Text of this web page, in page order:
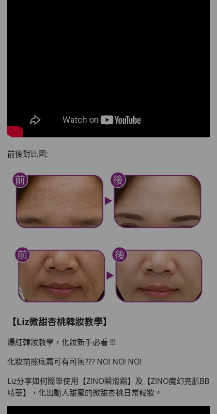
前後對比圖:
【Liz微甜杏桃韓妝教學】
爆紅韓妝教學，化妝新手必看 !!!
化妝前擦底霜可有可無??? NO! NO! NO!
Liz分享如何簡單使用【ZINO瞬滑霜】及【ZINO魔幻亮肌BB
精華】，化出動人甜蜜的微甜杏桃日常韓妝。